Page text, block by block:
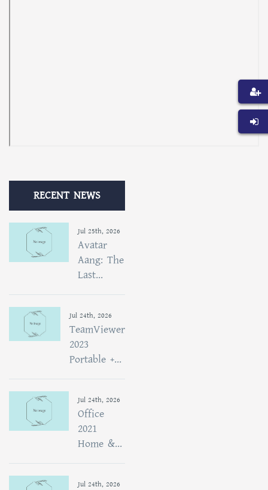
RECENT NEWS
Jul 25th, 2026
Avatar
Aang: The
Last...
Jul 24th, 2026
TeamViewer
2023
Portable +...
Jul 24th, 2026
Office
2021
Home &...
Jul 24th, 2026